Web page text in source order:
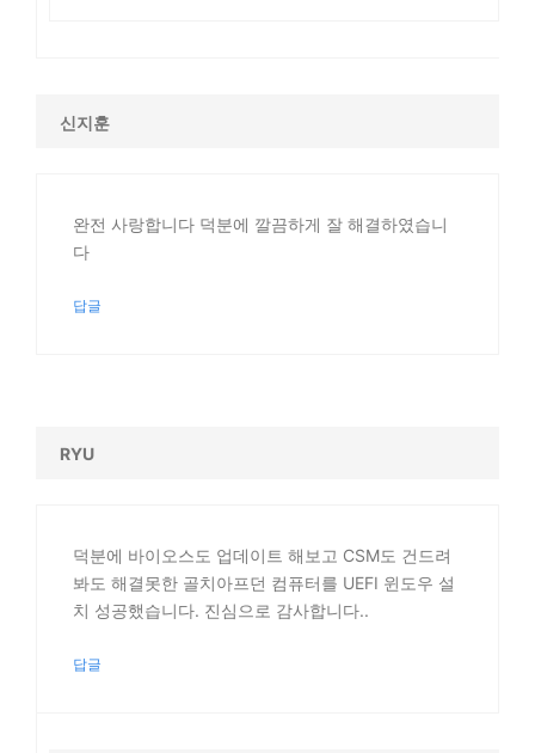
신지훈
완전 사랑합니다 덕분에 깔끔하게 잘 해결하였습니
다
답글
RYU
덕분에 바이오스도 업데이트 해보고 CSM도 건드려
봐도 해결못한 골치아프던 컴퓨터를 UEFI 윈도우 설
치 성공했습니다. 진심으로 감사합니다..
답글